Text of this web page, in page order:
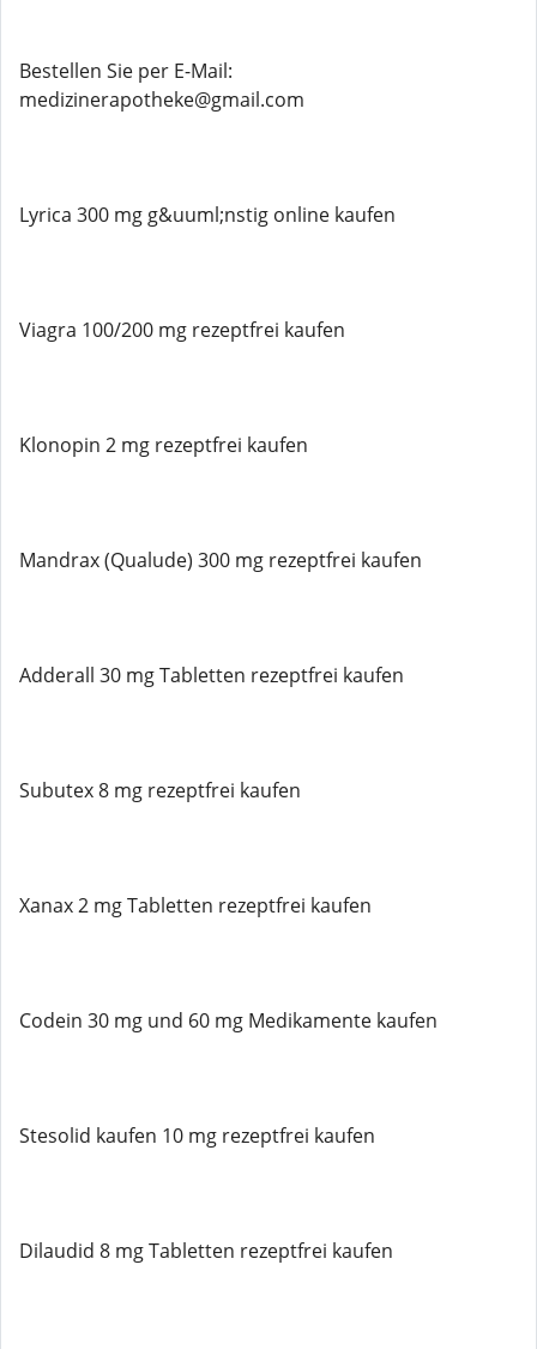
Bestellen Sie per E-Mail:
medizinerapotheke@gmail.com
Lyrica 300 mg g&uuml;nstig online kaufen
Viagra 100/200 mg rezeptfrei kaufen
Klonopin 2 mg rezeptfrei kaufen
Mandrax (Qualude) 300 mg rezeptfrei kaufen
Adderall 30 mg Tabletten rezeptfrei kaufen
Subutex 8 mg rezeptfrei kaufen
Xanax 2 mg Tabletten rezeptfrei kaufen
Codein 30 mg und 60 mg Medikamente kaufen
Stesolid kaufen 10 mg rezeptfrei kaufen
Dilaudid 8 mg Tabletten rezeptfrei kaufen